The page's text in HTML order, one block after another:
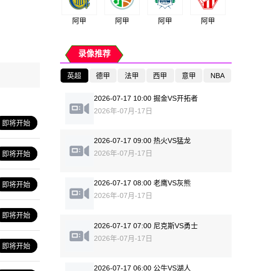
即将开始
即将开始
即将开始
即将开始
即将开始
阿甲 阿甲 阿甲 阿甲
录像推荐
英超 德甲 法甲 西甲 意甲 NBA
2026-07-17 10:00 掘金VS开拓者
2026年-07月-17日
2026-07-17 09:00 热火VS猛龙
2026年-07月-17日
2026-07-17 08:00 老鹰VS灰熊
2026年-07月-17日
2026-07-17 07:00 尼克斯VS勇士
2026年-07月-17日
2026-07-17 06:00 公牛VS湖人